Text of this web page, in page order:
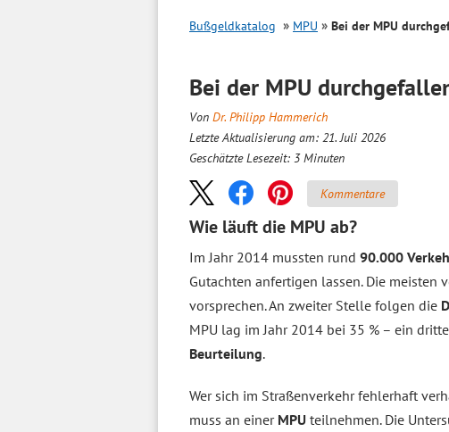
Bußgeldkatalog MPU Bei der MPU
Bei der MPU
Von Dr. Philipp Hammerich
Letzte Aktualisierung am: 21. Juli 2026
Geschätzte Lesezeit: 3 Minuten
Kommentare
Wie läuft die MPU ab?
Im Jahr 2014 mussten rund 90.000
Gutachten anfertigen lassen. Die meisten
vorsprechen. An zweiter Stelle folgen die
MPU lag im Jahr 2014 bei 35 % – ein
Beurteilung.
Wer sich im Straßenverkehr fehlerhaft
muss an einer MPU teilnehmen. Die